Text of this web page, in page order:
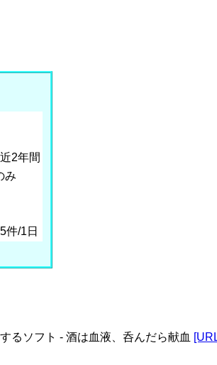
2年間
み
5件/1日
るソフト - 酒は血液、呑んだら献血